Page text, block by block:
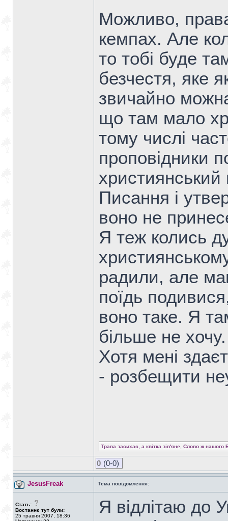
Можливо,
кемпах. Але
то тобі буде
безчестя, яке
звичайно
що там мало
тому числі
проповідники
Писання і
воно не
Я теж колись
радили, але
поїдь
воно таке. Я
більше не хочу.
Хотя мені
- розбещити
Трава засихає, а квітка зів'яне, Слово ж нашого
0 (0-0)
JesusFreak Тема повідомлення:
Стать:
Востаннє тут були:
25 травня 2007, 18:36
Я відлітаю до